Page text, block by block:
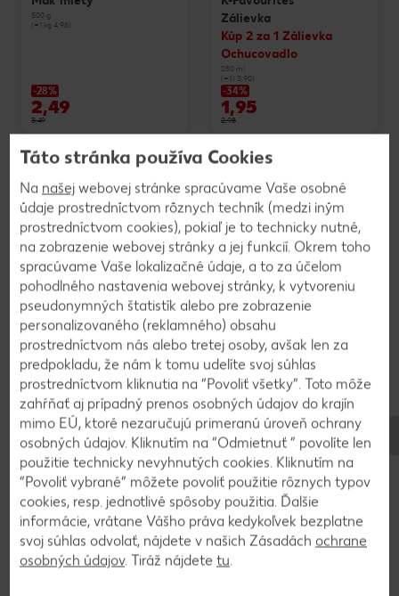
500 g
(=1 kg 4,98)
-28%
2,49
3,49
Zálievka
Kúp 2 za 1 Zálievka
Ochucovadlo
250 ml
(=1 l 3,90)
-34%
1,95
2,98
Výrobky sú v ponuke do vypredania zásob. Predaj len v obvyklom
množstve. Zobrazenia sú len ilustračné. Za chyby neručíme.
Používanie a skladovanie
Na čo sa môžu bezvaječné
cestoviny použiť a ako sa majú
skladovať?
V zásade možno cestoviny bez vajec používať všade tam,
kde sa používajú aj vaječné cestoviny. Výnimkou sú tie druhy
cestovín, ktoré bez vajec nemožno vyrobiť. Platí to zvlášť pre
šúľancové rezance (tzv. spätzle), ktoré kvôli ich spôsobu
prípravy možno bez vajec vytvoriť iba ťažko. Bez ohľadu na
to sa bezvaječné cestoviny varia ako obvykle v dostatku
slanej vody až po dosiahnutie želanej tvrdosti. Pri použití
Táto stránka používa Cookies
Na našej webovej stránke spracúvame Vaše osobné
údaje prostredníctvom rôznych techník (medzi iným
prostredníctvom cookies), pokiaľ je to technicky nutné,
na zobrazenie webovej stránky a jej funkcií. Okrem toho
spracúvame Vaše lokalizačné údaje, a to za účelom
pohodlného nastavenia webovej stránky, k vytvoreniu
pseudonymných štatistík alebo pre zobrazenie
personalizovaného (reklamného) obsahu
prostredníctvom nás alebo tretej osoby, avšak len za
predpokladu, že nám k tomu udelíte svoj súhlas
prostredníctvom kliknutia na “Povoliť všetky”. Toto môže
zahŕňať aj prípadný prenos osobných údajov do krajín
mimo EÚ, ktoré nezaručujú primeranú úroveň ochrany
osobných údajov. Kliknutím na “Odmietnuť ” povolíte len
použitie technicky nevyhnutých cookies. Kliknutím na
“Povoliť vybrané” môžete povoliť použitie rôznych typov
cookies, resp. jednotlivé spôsoby použitia. Ďalšie
informácie, vrátane Vášho práva kedykoľvek bezplatne
svoj súhlas odvolať, nájdete v našich Zásadách ochrane
osobných údajov. Tiráž nájdete tu.